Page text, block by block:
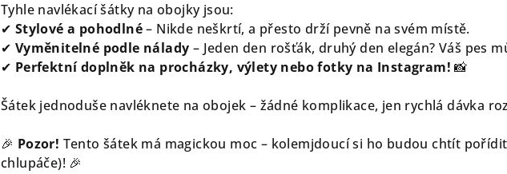
Tyhle navlékací šátky na obojky jsou:
✔ Stylové a pohodlné– Nikde neškrtí, a přesto drží pevně na svém místě.
✔ Vyměnitelné podle nálady – Jeden den rošťák, druhý den elegán? Váš pes
✔ Perfektní doplněk na procházky, výlety nebo fotky na Instagram! 📸
Šátek jednoduše navléknete na obojek – žádné komplikace, jen rychlá dávka
🎉 Pozor! Tento šátek má magickou moc – kolemjdoucí si ho budou chtít
chlupáče)! 🎉